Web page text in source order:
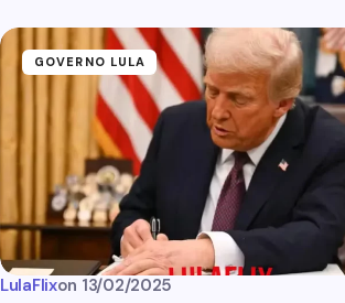
GOVERNO LULA
LulaFlixon 13/02/2025